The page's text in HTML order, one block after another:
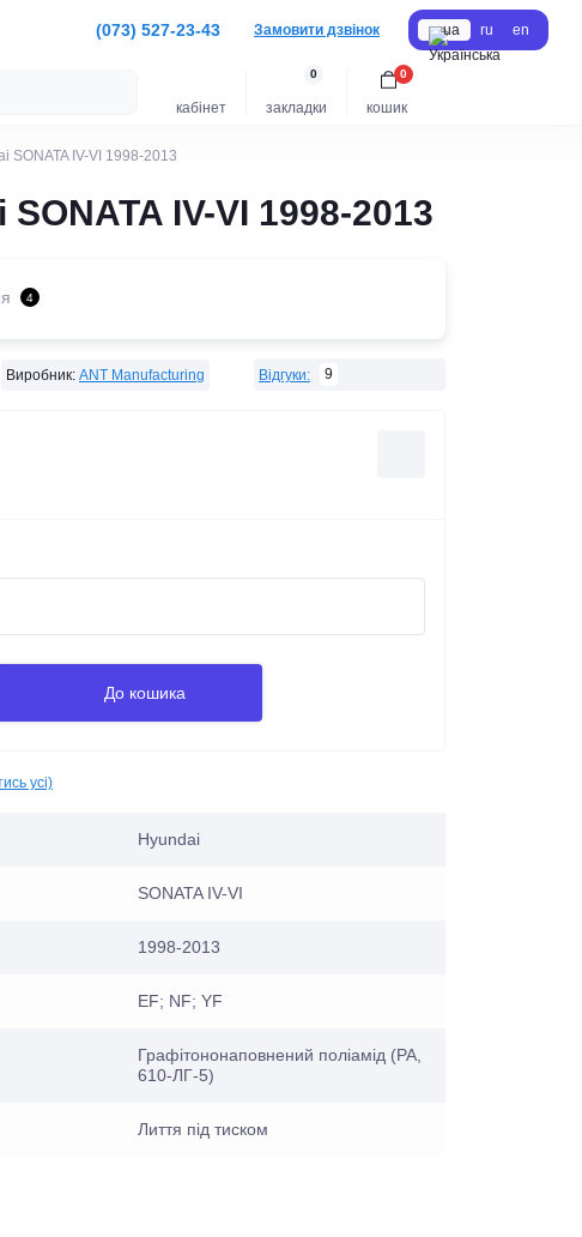
(073) 527-23-43 Замовити дзвінок ua ru en
кабінет закладки
0
кошик
0
SONATA IV-VI 1998-2013
IV-VI 1998-2013
4
Виробник: ANT Manufacturing Відгуки: 9
До кошика
усі)
Hyundai
SONATA IV-VI
1998-2013
EF; NF; YF
Графітононаповнений поліамід (PA,
610-ЛГ-5)
Лиття під тиском